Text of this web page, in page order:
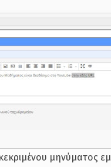
μηνύματος